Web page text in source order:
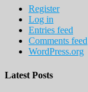
Register
Log in
Entries feed
Comments feed
WordPress.org
Latest Posts